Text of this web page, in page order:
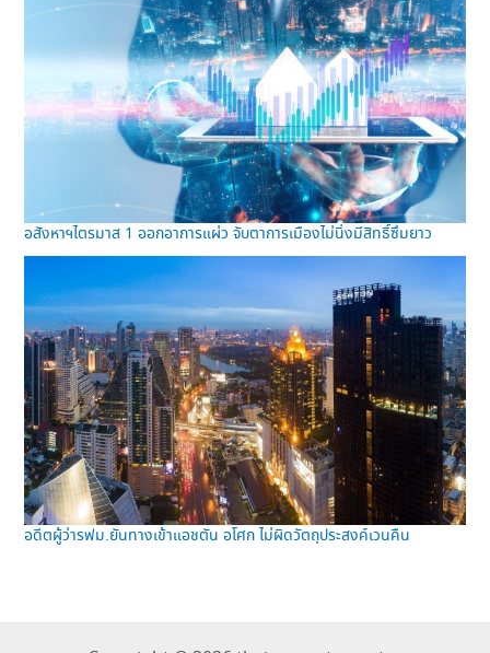
อสังหาฯไตรมาส 1 ออกอาการแผ่ว จับตาการเมืองไม่นิ่งมีสิทธิ์ซึมยาว
อดีตผู้ว่ารฟม.ยันทางเข้าแอชตัน อโศก ไม่ผิดวัตถุประสงค์เวนคืน